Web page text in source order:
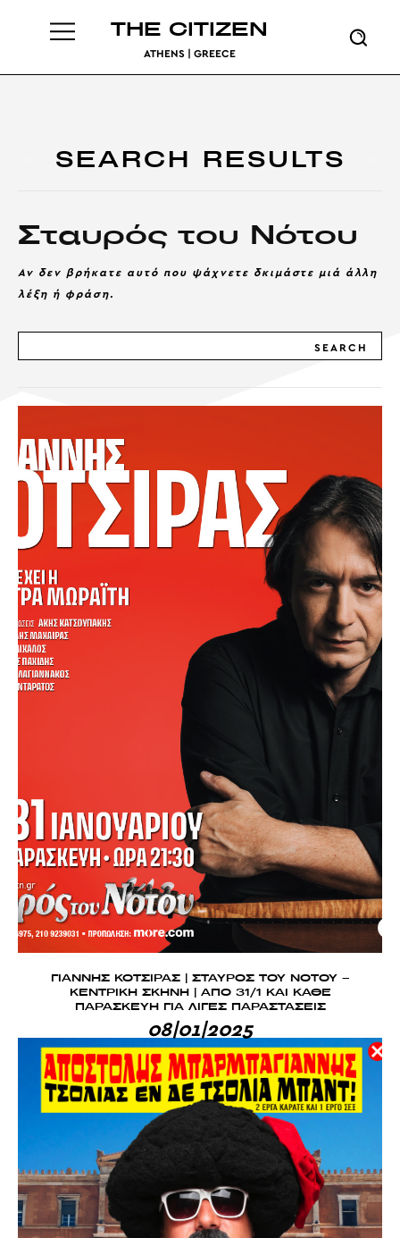
THE CITIZEN
ATHENS | GREECE
SEARCH RESULTS
Σταυρός του Νότου
Αν δεν βρήκατε αυτό που ψάχνετε δκιμάστε μιά άλλη
λέξη ή φράση.
SEARCH
ΓΙΑΝΝΗΣ ΚΟΤΣΙΡΑΣ | ΣΤΑΥΡΟΣ ΤΟΥ ΝΟΤΟΥ –
ΚΕΝΤΡΙΚΗ ΣΚΗΝΗ | ΑΠΟ 31/1 ΚΑΙ ΚΑΘΕ
ΠΑΡΑΣΚΕΥΗ ΓΙΑ ΛΙΓΕΣ ΠΑΡΑΣΤΑΣΕΙΣ
08|01|2025